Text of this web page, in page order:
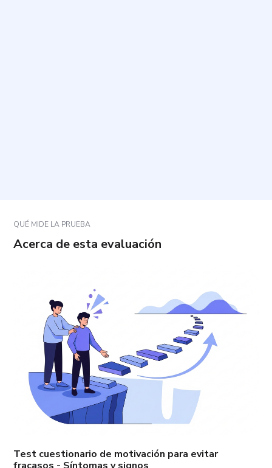
QUÉ MIDE LA PRUEBA
Acerca de esta evaluación
Test cuestionario de motivación para evitar